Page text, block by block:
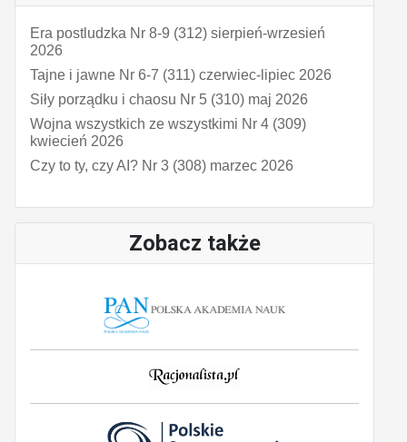
Era postludzka Nr 8-9 (312) sierpień-wrzesień
2026
Tajne i jawne Nr 6-7 (311) czerwiec-lipiec 2026
Siły porządku i chaosu Nr 5 (310) maj 2026
Wojna wszystkich ze wszystkimi Nr 4 (309)
kwiecień 2026
Czy to ty, czy AI? Nr 3 (308) marzec 2026
Zobacz także